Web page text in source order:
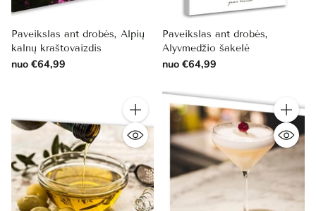
Paveikslas ant drobės, Alpių
kalnų kraštovaizdis
nuo €64,99
Paveikslas ant drobės,
Alyvmedžio šakelė
nuo €64,99
Kiekis Kiekis